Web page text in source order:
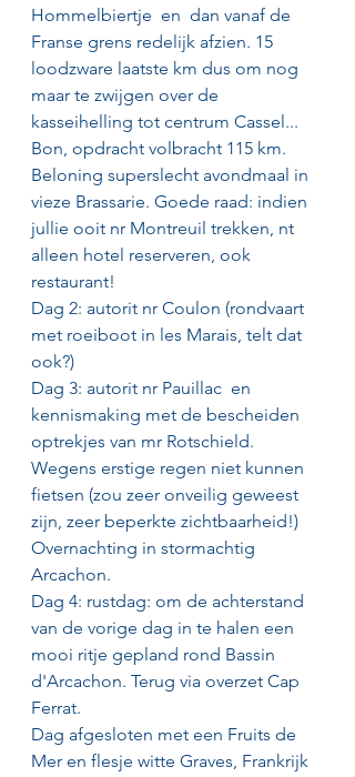
Hommelbiertje  en  dan vanaf de
Franse grens redelijk afzien. 15
loodzware laatste km dus om nog
maar te zwijgen over de
kasseihelling tot centrum Cassel...
Bon, opdracht volbracht 115 km.
Beloning superslecht avondmaal in
vieze Brassarie. Goede raad: indien
jullie ooit nr Montreuil trekken, nt
alleen hotel reserveren, ook
restaurant!
Dag 2: autorit nr Coulon (rondvaart
met roeiboot in les Marais, telt dat
ook?)
Dag 3: autorit nr Pauillac  en
kennismaking met de bescheiden
optrekjes van mr Rotschield.
Wegens erstige regen niet kunnen
fietsen (zou zeer onveilig geweest
zijn, zeer beperkte zichtbaarheid!)
Overnachting in stormachtig
Arcachon.
Dag 4: rustdag: om de achterstand
van de vorige dag in te halen een
mooi ritje gepland rond Bassin
d'Arcachon. Terug via overzet Cap
Ferrat.
Dag afgesloten met een Fruits de
Mer en flesje witte Graves, Frankrijk